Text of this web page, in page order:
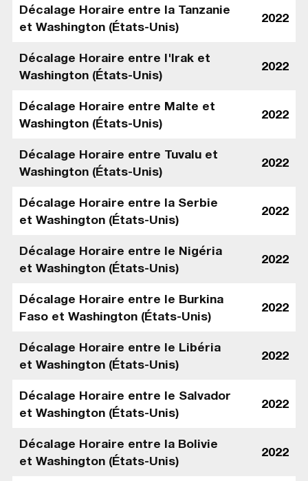
Décalage Horaire entre la Tanzanie
et Washington (États-Unis)
2022
Décalage Horaire entre l'Irak et
Washington (États-Unis)
2022
Décalage Horaire entre Malte et
Washington (États-Unis)
2022
Décalage Horaire entre Tuvalu et
Washington (États-Unis)
2022
Décalage Horaire entre la Serbie
et Washington (États-Unis)
2022
Décalage Horaire entre le Nigéria
et Washington (États-Unis)
2022
Décalage Horaire entre le Burkina
Faso et Washington (États-Unis)
2022
Décalage Horaire entre le Libéria
et Washington (États-Unis)
2022
Décalage Horaire entre le Salvador
et Washington (États-Unis)
2022
Décalage Horaire entre la Bolivie
et Washington (États-Unis)
2022